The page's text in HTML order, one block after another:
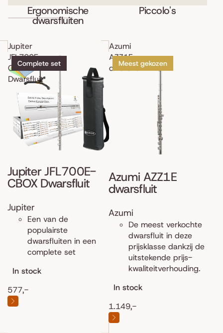
Ergonomische
dwarsfluiten
Piccolo's
Skip to results list
Jupiter
JFL700E-
CBOX
Dwarsfluit
Complete set
Jupiter JFL700E-
CBOX Dwarsfluit
Jupiter
Een van de
populairste
dwarsfluiten in een
complete set
In stock
577,-
Azumi
AZZ1E
dwarsfluit
Meest gekozen
Azumi AZZ1E
dwarsfluit
Azumi
De meest verkochte
dwarsfluit in deze
prijsklasse dankzij de
uitstekende prijs-
kwaliteitverhouding.
In stock
1.149,-